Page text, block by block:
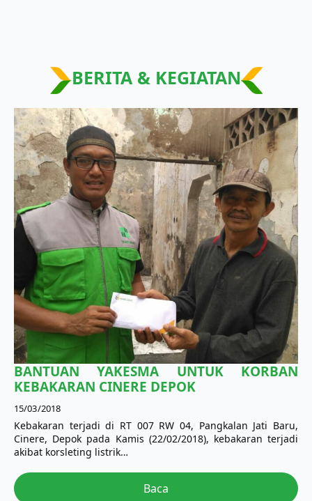
BERITA & KEGIATAN
BANTUAN YAKESMA UNTUK KORBAN
KEBAKARAN CINERE DEPOK
15/03/2018
Kebakaran terjadi di RT 007 RW 04, Pangkalan Jati Baru,
Cinere, Depok pada Kamis (22/02/2018), kebakaran terjadi
akibat korsleting listrik…
Baca